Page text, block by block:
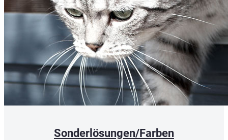
Sonderlösungen/Farben